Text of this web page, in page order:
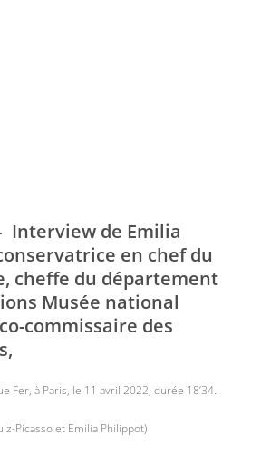
Interview de Emilia
en chef du
cheffe du département
Musée national
commissaire des
Fer, à Paris, le 11 avril 2022, durée 18’34.
Picasso et Emilia Philippot)